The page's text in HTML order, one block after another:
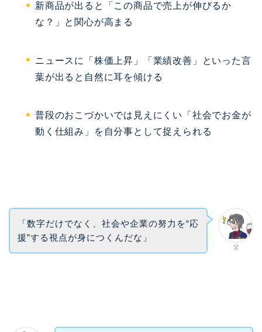
新商品が出ると「この商品で売上が伸びるか
な？」と関心が高まる
ニュースに「株価上昇」「業績改善」といった言
葉が出ると自然に耳を傾ける
普段のおこづかいでは見えにくい「社会でお金が
動く仕組み」を自分事として捉えられる
父
「数字だけでなく、社会や企業の努力を“応
援”する視点が身につくんだな」